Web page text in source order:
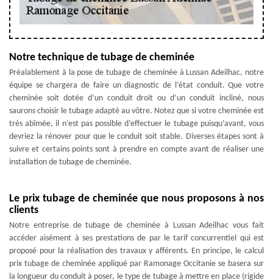
Notre technique de tubage de cheminée
Préalablement à la pose de tubage de cheminée à Lussan Adeilhac, notre
équipe se chargera de faire un diagnostic de l’état conduit. Que votre
cheminée soit dotée d’un conduit droit ou d’un conduit incliné, nous
saurons choisir le tubage adapté au vôtre. Notez que si votre cheminée est
très abîmée, il n’est pas possible d’effectuer le tubage puisqu’avant, vous
devriez la rénover pour que le conduit soit stable. Diverses étapes sont à
suivre et certains points sont à prendre en compte avant de réaliser une
installation de tubage de cheminée.
Le prix tubage de cheminée que nous proposons à nos
clients
Notre entreprise de tubage de cheminée à Lussan Adeilhac vous fait
accéder aisément à ses prestations de par le tarif concurrentiel qui est
proposé pour la réalisation des travaux y afférents. En principe, le calcul
prix tubage de cheminée appliqué par Ramonage Occitanie se basera sur
la longueur du conduit à poser, le type de tubage à mettre en place (rigide